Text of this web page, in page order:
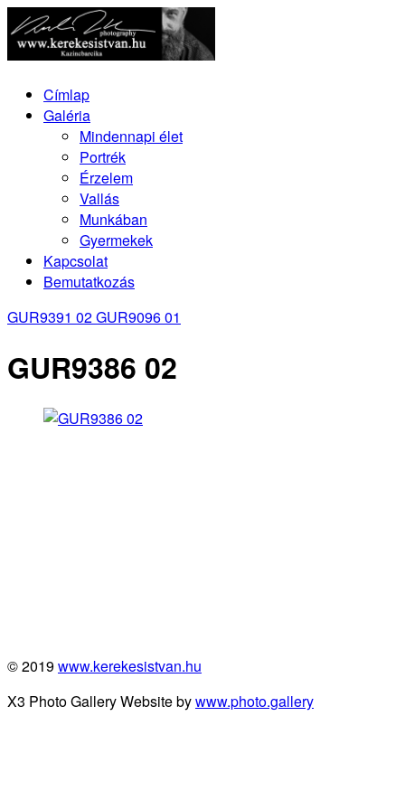
Címlap
Galéria
Mindennapi élet
Portrék
Érzelem
Vallás
Munkában
Gyermekek
Kapcsolat
Bemutatkozás
GUR9391 02GUR9096 01
GUR9386 02
© 2019www.kerekesistvan.hu
X3 Photo Gallery Website bywww.photo.gallery